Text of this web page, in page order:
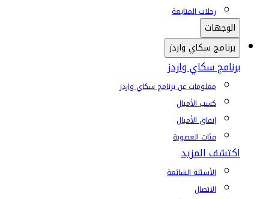
رحلات المتابعة
الوجهات
برنامج سكاي واردز
برنامج سكاي واردز
معلومات عن برنامج سكاي واردز
كسب الأميال
إنفاق الأميال
فئات العضوية
اكتشف المزيد
الأسئلة الشائعة
الاتصال